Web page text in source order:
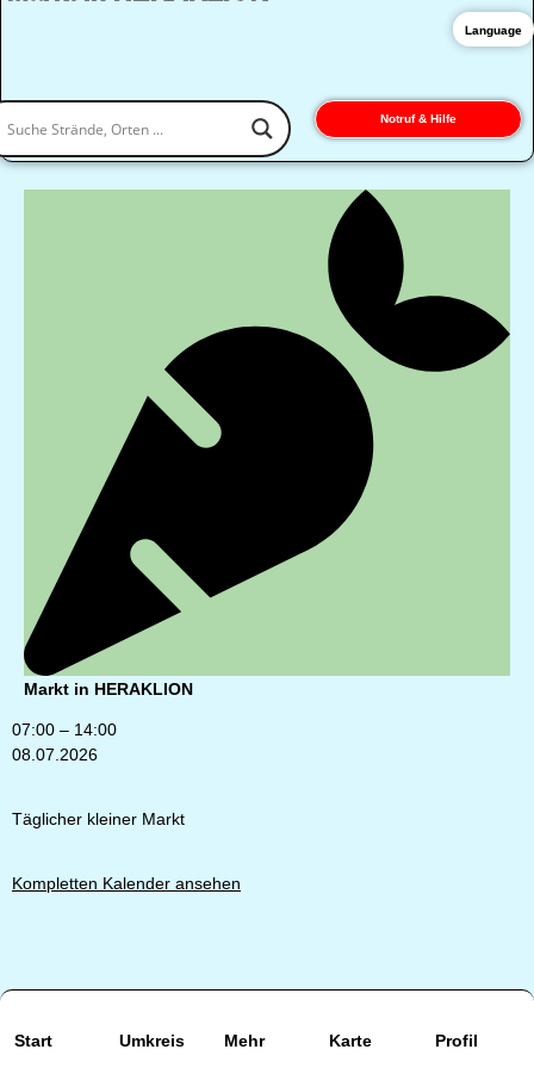
Notruf & Hilfe
Markt in HERAKLION
07:00 – 14:00
08.07.2026
Täglicher kleiner Markt
Kompletten Kalender ansehen
Start Umkreis Mehr Karte Profil
Language